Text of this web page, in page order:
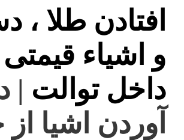
افتادن طلا ،
و اشیاء قیمتی
داخل توالت |
آوردن اشیا از